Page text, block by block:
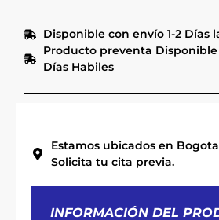
Disponible con envío 1-2 Días
Producto preventa Disponible
Días Habiles
Estamos ubicados en
Solicita tu cita previa.
INFORMACIÓN DEL